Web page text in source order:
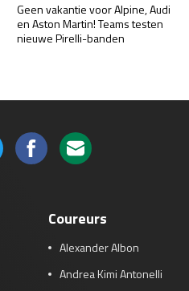
Geen vakantie voor Alpine, Audi
en Aston Martin! Teams testen
nieuwe Pirelli-banden
Coureurs
Alexander Albon
Andrea Kimi Antonelli